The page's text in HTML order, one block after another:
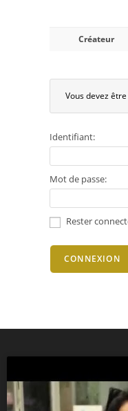
Créateur
Vous devez
Identifiant:
Mot de passe:
Rester
CONNEXION